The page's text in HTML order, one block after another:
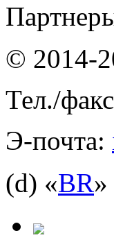
© 2014-
Тел./
Э-почта:
(d) «BR»